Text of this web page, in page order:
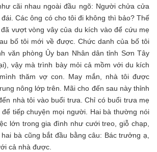
cãi nhau ngoài đầu ngõ: Người chửa cửa
Các ông có cho tôi đi không thì bảo? Thế
vượt vòng vây của du kích vào để cứu mẹ
bố tôi mới về được. Chức danh của bố tôi
văn phòng Ủy ban Nhân dân tỉnh Sơn Tây
vậy mà trình bày mỏi cả mồm với du kích
thăm vợ con. May mắn, nhà tôi được
nông lớp trên. Mãi cho đến sau này thỉnh
nhà tôi vào buổi trưa. Chỉ có buổi trưa mẹ
tiếp chuyện mọi người. Hai bà thường nói
lớn trong gia đình như cưới treo, giỗ chạp,
bà cũng bắt đầu bằng câu: Bác trưởng ạ,
cả nhà được.